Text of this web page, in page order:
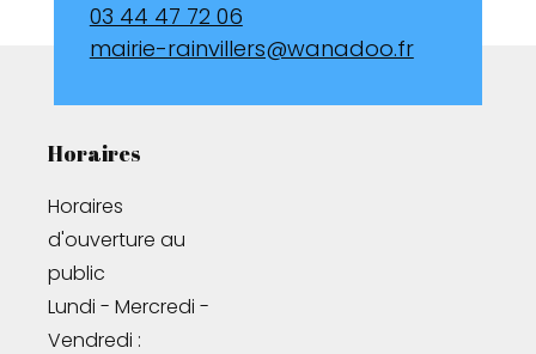
03 44 47 72 06
mairie-rainvillers@wanadoo.fr
Horaires
Horaires
d'ouverture au
public
Lundi - Mercredi -
Vendredi :